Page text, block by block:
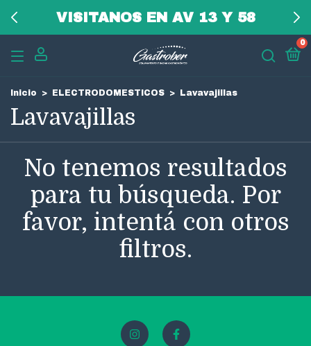
EN AV 13 Y 58
0
Inicio > ELECTRODOMESTICOS > Lavavajillas
Lavavajillas
No tenemos resultados
para tu búsqueda. Por
favor, intentá con otros
filtros.